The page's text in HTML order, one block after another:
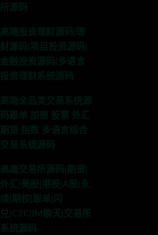
所源码
高端投资理财源码|理
财源码|项目投资源码|
金融投资源码|多语言
投资理财系统源码
高端全品类交易系统源
码跟单 加密 股票 外汇
期货 指数 多语言综合
交易系统源码
高端交易所源码|期货|
外汇|美股|港股|A股|永
续|期权|跟单|闪
兑|C2C|IM聊天|交易所
系统源码